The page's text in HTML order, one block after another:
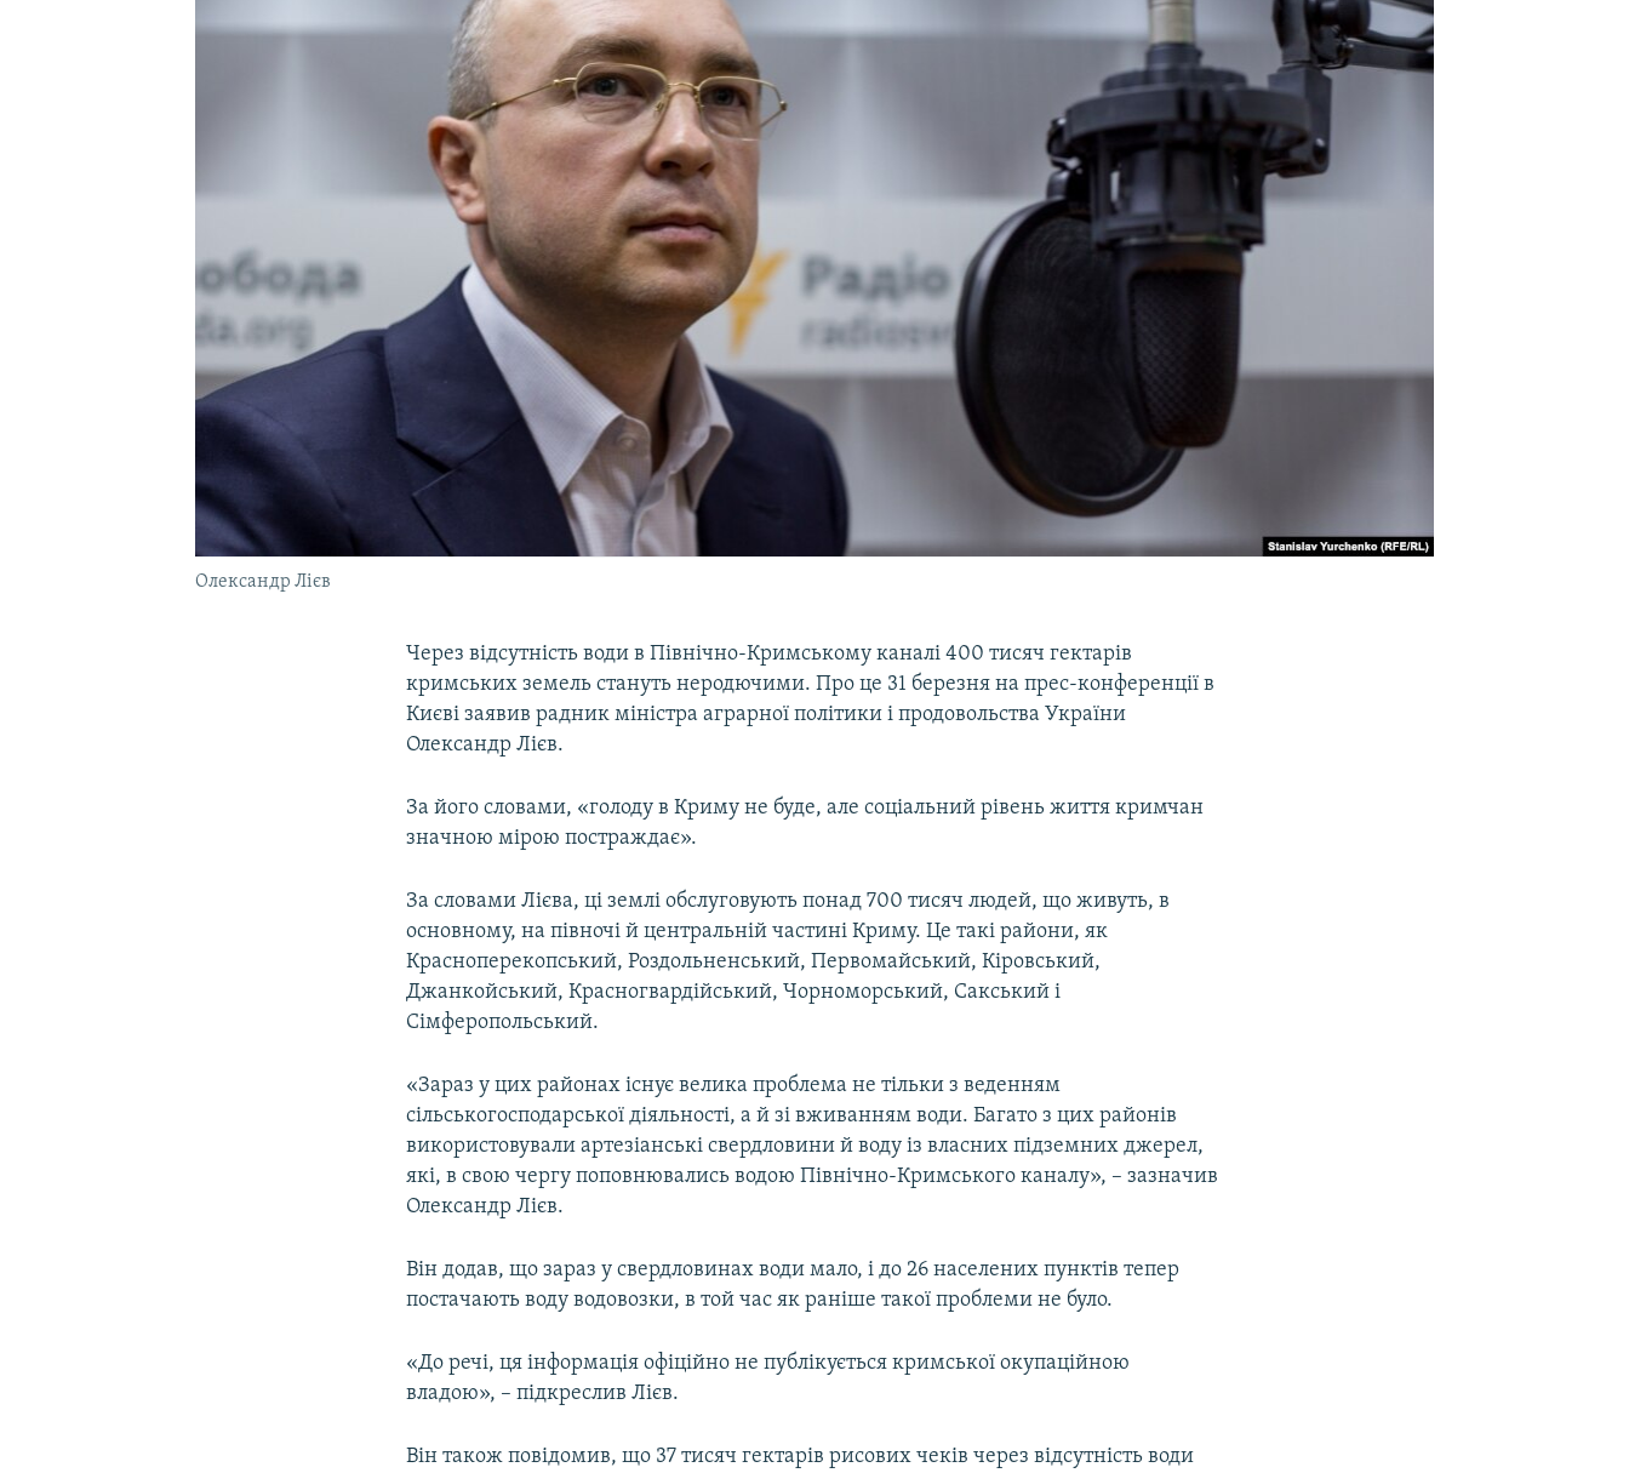
Олександр Лієв
Через відсутність води в Північно-Кримському каналі 400 тисяч гектарів
кримських земель стануть неродючими. Про це 31 березня на прес-конференції в
Києві заявив радник міністра аграрної політики і продовольства України
Олександр Лієв.
За його словами, «голоду в Криму не буде, але соціальний рівень життя кримчан
значною мірою постраждає».
За словами Лієва, ці землі обслуговують понад 700 тисяч людей, що живуть, в
основному, на півночі й центральній частині Криму. Це такі райони, як
Красноперекопський, Роздольненський, Первомайський, Кіровський,
Джанкойський, Красногвардійський, Чорноморський, Сакський і
Сімферопольський.
«Зараз у цих районах існує велика проблема не тільки з веденням
сільськогосподарської діяльності, а й зі вживанням води. Багато з цих районів
використовували артезіанські свердловини й воду із власних підземних джерел,
які, в свою чергу поповнювались водою Північно-Кримського каналу», – зазначив
Олександр Лієв.
Він додав, що зараз у свердловинах води мало, і до 26 населених пунктів тепер
постачають воду водовозки, в той час як раніше такої проблеми не було.
«До речі, ця інформація офіційно не публікується кримської окупаційною
владою», – підкреслив Лієв.
Він також повідомив, що 37 тисяч гектарів рисових чеків через відсутність води